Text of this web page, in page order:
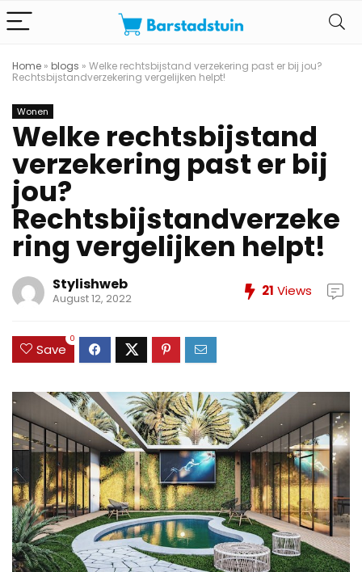
Home » blogs » Welke rechtsbijstand verzekering past er bij jou?
Rechtsbijstandverzekering vergelijken helpt!
Wonen
Welke rechtsbijstand
verzekering past er bij
jou?
Rechtsbijstandverzeke
ring vergelijken helpt!
Stylishweb
August 12, 2022 21 Views
Save
0